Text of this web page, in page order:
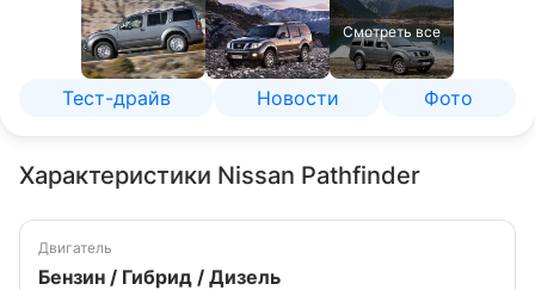
Смотреть все
Тест-драйв Новости Фото
Характеристики Nissan Pathfinder
Двигатель
Бензин / Гибрид / Дизель